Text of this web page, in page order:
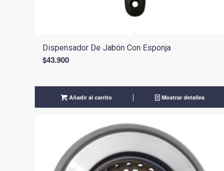
Dispensador De Jabón Con Esponja
$43.900
Añadir al carrito Mostrar detalles